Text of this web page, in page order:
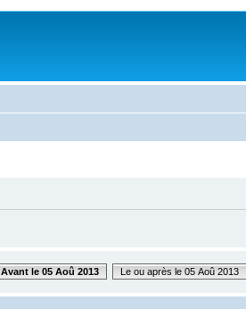
Avant le 05 Aoû 2013 Le ou après le 05 Aoû 2013